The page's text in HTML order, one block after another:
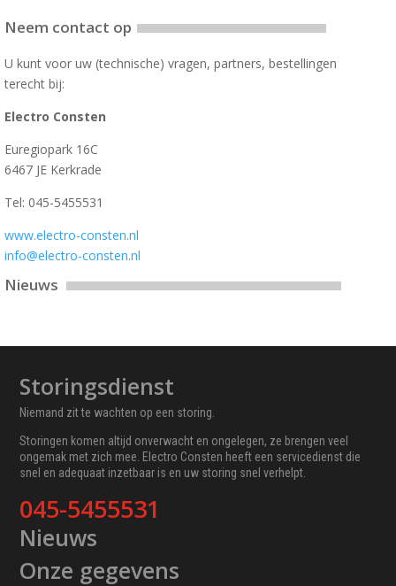
Neem contact op
U kunt voor uw (technische) vragen, partners, bestellingen
terecht bij:
Electro Consten
Euregiopark 16C
6467 JE Kerkrade
Tel: 045-5455531
www.electro-consten.nl
info@electro-consten.nl
Nieuws
Storingsdienst
Niemand zit te wachten op een storing.
Storingen komen altijd onverwacht en ongelegen, ze brengen veel
ongemak met zich mee. Electro Consten heeft een servicedienst die
snel en adequaat inzetbaar is en uw storing snel verhelpt.
045-5455531
Nieuws
Onze gegevens